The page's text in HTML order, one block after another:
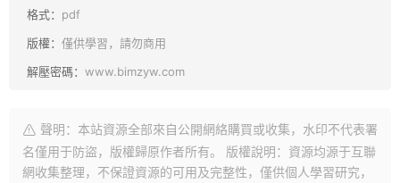
格式： pdf
版權： 僅供學習，請勿商用
解壓密碼： www.bimzyw.com
聲明：本站資源全部來自公開網絡購買或收集，水印不代表署
名僅用于防盜，版權歸原作者所有。 版權說明：資源均源于互聯
網收集整理，不保證資源的可用及完整性，僅供個人學習研究，